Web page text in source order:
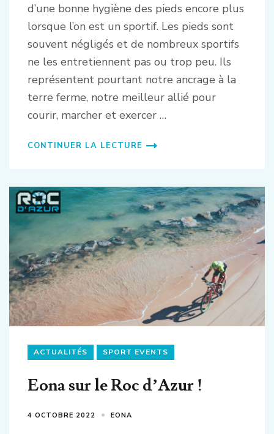
d’une bonne hygiène des pieds encore plus
lorsque l’on est un sportif. Les pieds sont
souvent négligés et de nombreux sportifs
ne les entretiennent pas ou trop peu. Ils
représentent pourtant notre ancrage à la
terre ferme, notre meilleur allié pour
courir, marcher et exercer …
CONTINUER LA LECTURE
ACTUALITÉS SPORT EVENTS
Eona sur le Roc d’Azur !
4 OCTOBRE 2022 EONA